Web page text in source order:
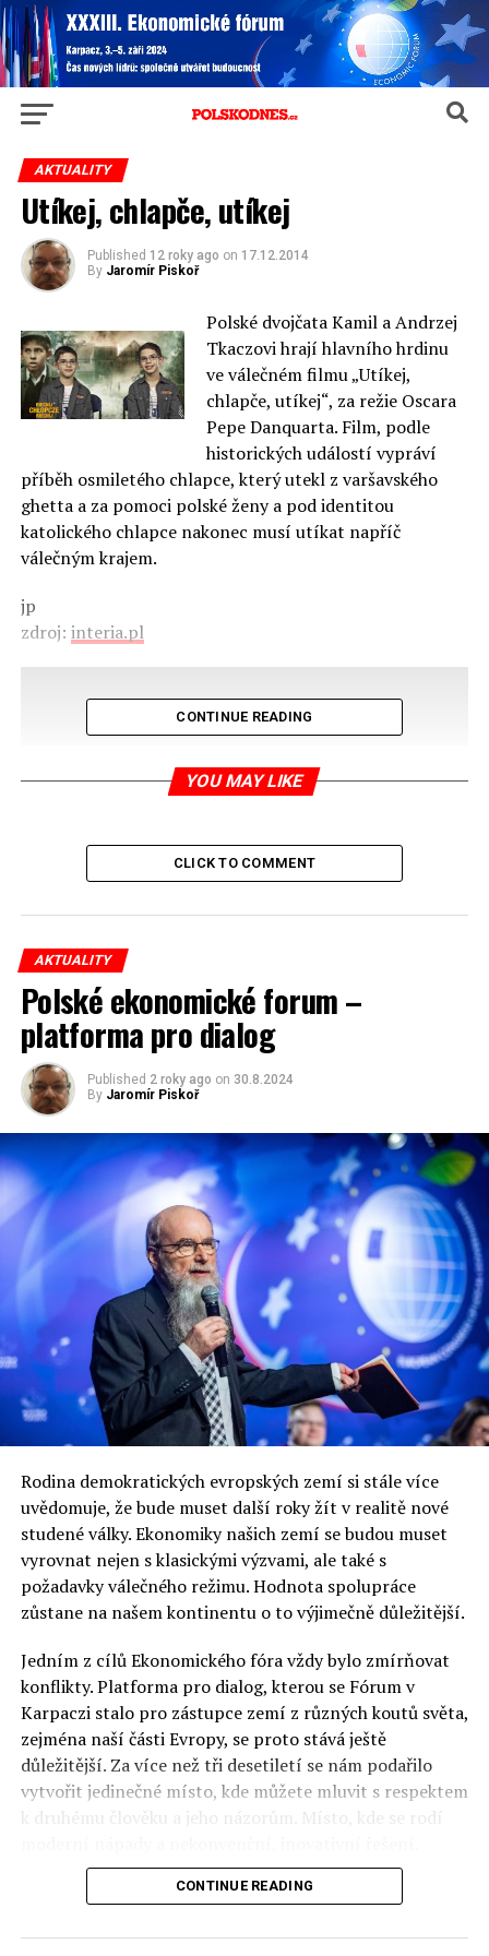
AKTUALITY
Utíkej, chlapče, utíkej
Published 12 roky ago on 17.12.2014
By Jaromír Piskoř
Polské dvojčata Kamil a Andrzej
Tkaczovi hrají hlavního hrdinu
ve válečném filmu „Utíkej,
chlapče, utíkej“, za režie Oscara
Pepe Danquarta. Film, podle
historických událostí vypráví
příběh osmiletého chlapce, který utekl z varšavského
ghetta a za pomoci polské ženy a pod identitou
katolického chlapce nakonec musí utíkat napříč
válečným krajem.
jp
zdroj: interia.pl
RELATED TOPICS:
UP NEXT
Mnoho Poláků nemá konto
DON'T MISS
Nová Syrena Sport
Jaromír Piskoř
redaktor a editor polskodnes.cz
CONTINUE READING
YOU MAY LIKE
CLICK TO COMMENT
AKTUALITY
Polské ekonomické forum –
platforma pro dialog
Published 2 roky ago on 30.8.2024
By Jaromír Piskoř
Rodina demokratických evropských zemí si stále více
uvědomuje, že bude muset další roky žít v realitě nové
studené války. Ekonomiky našich zemí se budou muset
vyrovnat nejen s klasickými výzvami, ale také s
požadavky válečného režimu. Hodnota spolupráce
zůstane na našem kontinentu o to výjimečně důležitější.
Jedním z cílů Ekonomického fóra vždy bylo zmírňovat
konflikty. Platforma pro dialog, kterou se Fórum v
Karpaczi stalo pro zástupce zemí z různých koutů světa,
zejména naší části Evropy, se proto stává ještě
důležitější. Za více než tři desetiletí se nám podařilo
vytvořit jedinečné místo, kde můžete mluvit s respektem
k druhému člověku a jeho názorům. Místo, kde se rodí
Polsko musí mít instituce, jejichž horizont činnosti je
politický tým. Pouze to vám dává šanci skutečně řešit
CONTINUE READING